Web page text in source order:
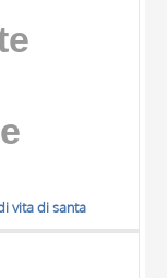
vita di santa